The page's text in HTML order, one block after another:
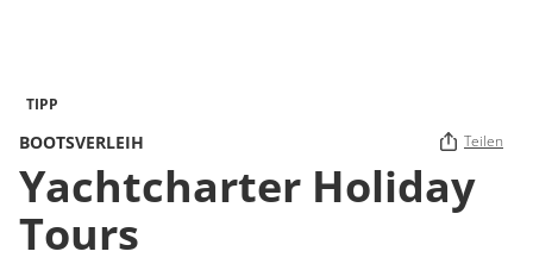
TIPP
BOOTSVERLEIH Teilen
Yachtcharter Holiday
Tours